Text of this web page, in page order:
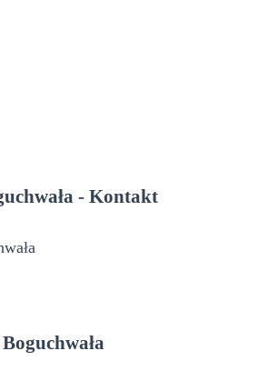
- Kontakt